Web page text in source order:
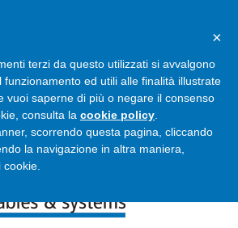
NOVITÀ DAL CATALOGO
×
terzi da questo utilizzati si avvalgono
funzionamento ed utili alle finalità illustrate
vuoi saperne di più o negare il consenso
consulta la cookie policy
scorrendo questa pagina, cliccando
la navigazione in altra maniera,